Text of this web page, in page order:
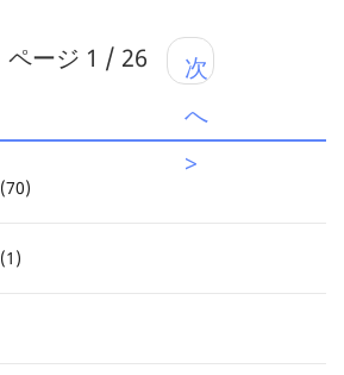
ページ 1 / 26
次
へ
>